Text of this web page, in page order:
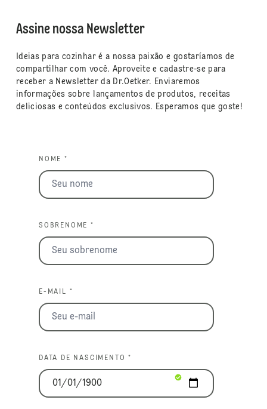
Assine nossa Newsletter
Ideias para cozinhar é a nossa paixão e gostaríamos de
compartilhar com você. Aproveite e cadastre-se para
receber a Newsletter da Dr.Oetker. Enviaremos
informações sobre lançamentos de produtos, receitas
deliciosas e conteúdos exclusivos. Esperamos que goste!
NOME *
SOBRENOME *
E-MAIL *
DATA DE NASCIMENTO *